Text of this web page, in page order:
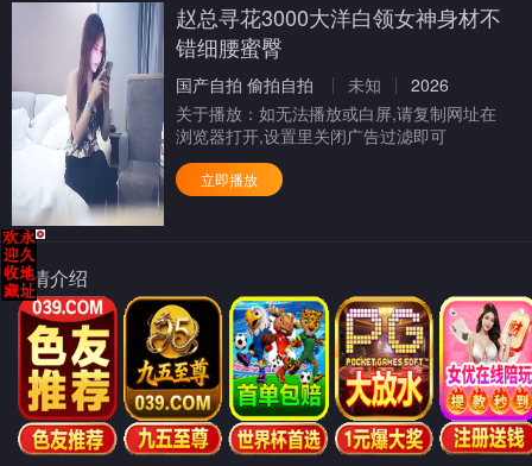
赵总寻花3000大洋白领女神身材不
错细腰蜜臀
国产自拍 偷拍自拍 未知
2026
关于播放： 如无法播放或白屏,请复制网址在
浏览器打开,设置里关闭广告过滤即可
立即播放
剧情介绍